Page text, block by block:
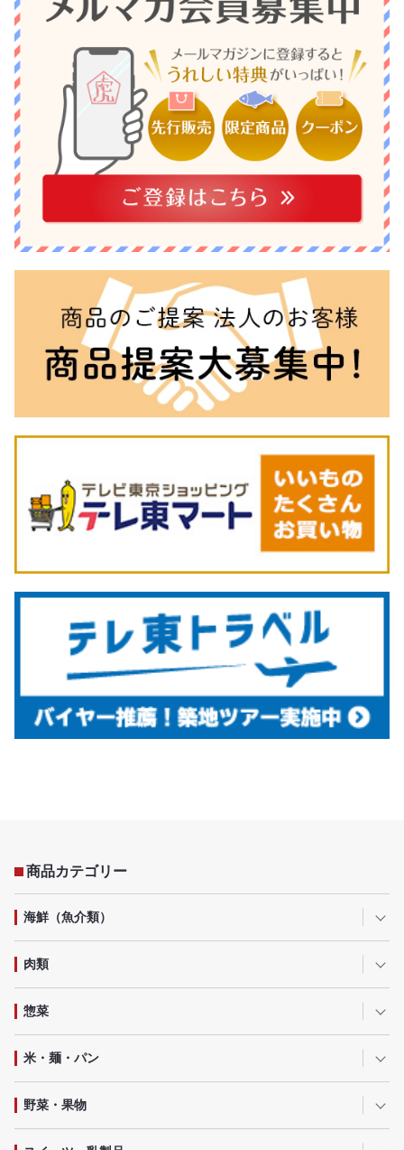
商品カテゴリー
海鮮（魚介類）
肉類
惣菜
米・麺・パン
野菜・果物